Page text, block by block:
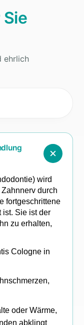
ehrlich
wird
durch
fortgeschrittene
ist. Sie ist der
zu erhalten,
Cologne in
oder Wärme,
abklingt